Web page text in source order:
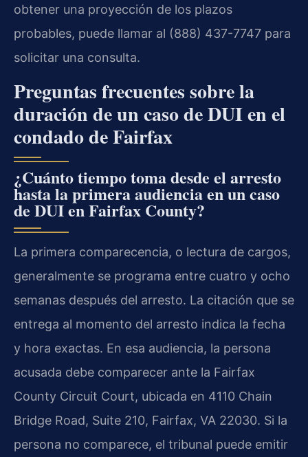
obtener una proyección de los plazos
probables, puede llamar al (888) 437-7747 para
solicitar una consulta.
Preguntas frecuentes sobre la
duración de un caso de DUI en el
condado de Fairfax
¿Cuánto tiempo toma desde el arresto
hasta la primera audiencia en un caso
de DUI en Fairfax County?
La primera comparecencia, o lectura de cargos,
generalmente se programa entre cuatro y ocho
semanas después del arresto. La citación que se
entrega al momento del arresto indica la fecha
y hora exactas. En esa audiencia, la persona
acusada debe comparecer ante la Fairfax
County Circuit Court, ubicada en 4110 Chain
Bridge Road, Suite 210, Fairfax, VA 22030. Si la
persona no comparece, el tribunal puede emitir